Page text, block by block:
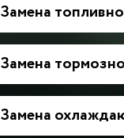
Замена
Замена
Замена